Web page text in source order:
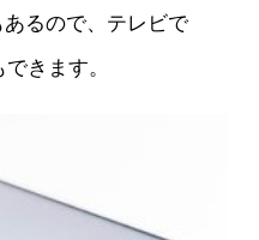
るので、テレビで
きます。